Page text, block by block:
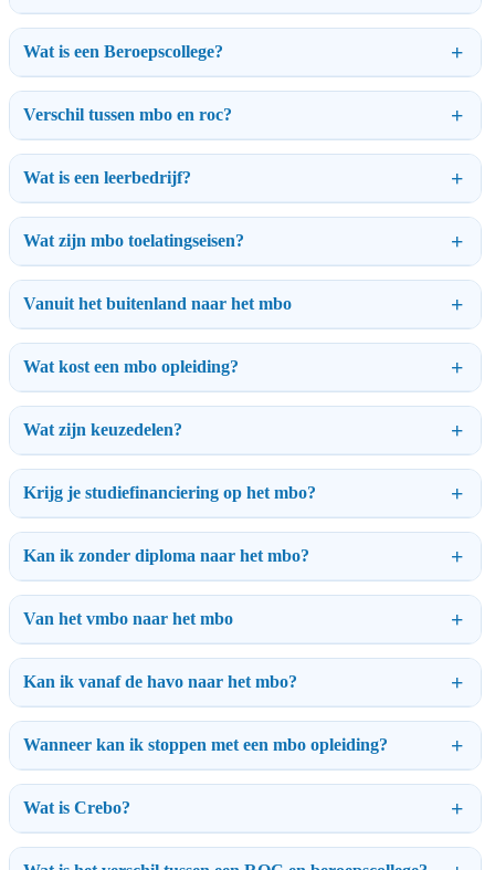
Wat is een Beroepscollege?
Verschil tussen mbo en roc?
Wat is een leerbedrijf?
Wat zijn mbo toelatingseisen?
Vanuit het buitenland naar het mbo
Wat kost een mbo opleiding?
Wat zijn keuzedelen?
Krijg je studiefinanciering op het mbo?
Kan ik zonder diploma naar het mbo?
Van het vmbo naar het mbo
Kan ik vanaf de havo naar het mbo?
Wanneer kan ik stoppen met een mbo opleiding?
Wat is Crebo?